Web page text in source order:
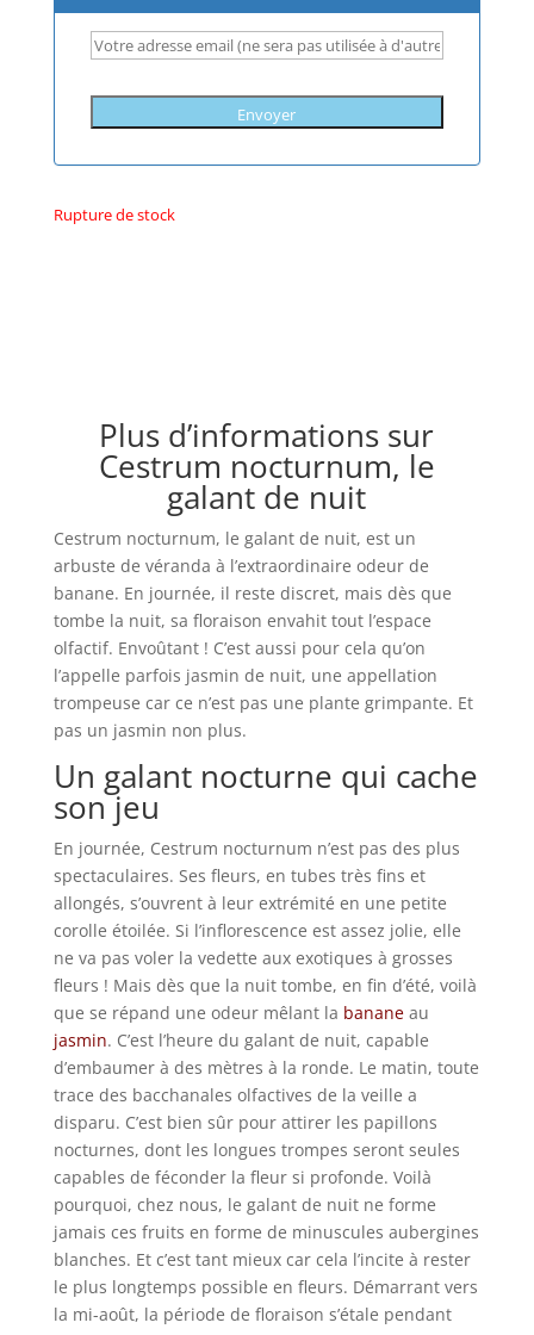
Rupture de stock
Plus d’informations sur
Cestrum nocturnum, le
galant de nuit
Cestrum nocturnum, le galant de nuit, est un
arbuste de véranda à l’extraordinaire odeur de
banane. En journée, il reste discret, mais dès que
tombe la nuit, sa floraison envahit tout l’espace
olfactif. Envoûtant ! C’est aussi pour cela qu’on
l’appelle parfois jasmin de nuit, une appellation
trompeuse car ce n’est pas une plante grimpante. Et
pas un jasmin non plus.
Un galant nocturne qui cache
son jeu
En journée, Cestrum nocturnum n’est pas des plus
spectaculaires. Ses fleurs, en tubes très fins et
allongés, s’ouvrent à leur extrémité en une petite
corolle étoilée. Si l’inflorescence est assez jolie, elle
ne va pas voler la vedette aux exotiques à grosses
fleurs ! Mais dès que la nuit tombe, en fin d’été, voilà
que se répand une odeur mêlant la bananeau
jasmin. C’est l’heure du galant de nuit, capable
d’embaumer à des mètres à la ronde. Le matin, toute
trace des bacchanales olfactives de la veille a
disparu. C’est bien sûr pour attirer les papillons
nocturnes, dont les longues trompes seront seules
capables de féconder la fleur si profonde. Voilà
pourquoi, chez nous, le galant de nuit ne forme
jamais ces fruits en forme de minuscules aubergines
blanches. Et c’est tant mieux car cela l’incite à rester
le plus longtemps possible en fleurs. Démarrant vers
la mi-août, la période de floraison s’étale pendant